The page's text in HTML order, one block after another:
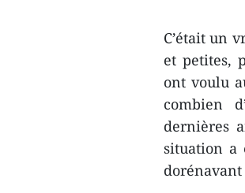
C’était un
et petites,
ont voulu
combien
dernières
situation a
dorénavant